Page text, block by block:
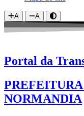
A A
Portal da
NORMANDIA